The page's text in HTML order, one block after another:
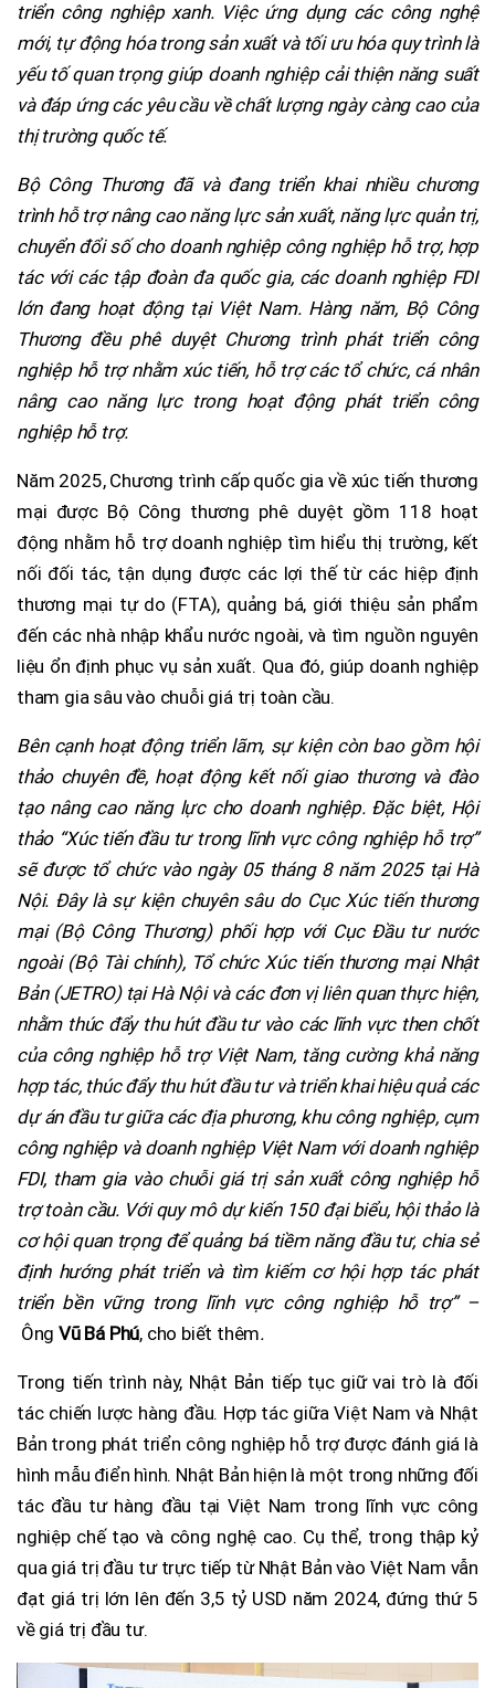
triển công nghiệp xanh. Việc ứng dụng các công nghệ
mới, tự động hóa trong sản xuất và tối ưu hóa quy trình là
yếu tố quan trọng giúp doanh nghiệp cải thiện năng suất
và đáp ứng các yêu cầu về chất lượng ngày càng cao của
thị trường quốc tế.
Bộ Công Thương đã và đang triển khai nhiều chương
trình hỗ trợ nâng cao năng lực sản xuất, năng lực quản trị,
chuyển đổi số cho doanh nghiệp công nghiệp hỗ trợ, hợp
tác với các tập đoàn đa quốc gia, các doanh nghiệp FDI
lớn đang hoạt động tại Việt Nam. Hàng năm, Bộ Công
Thương đều phê duyệt Chương trình phát triển công
nghiệp hỗ trợ nhằm xúc tiến, hỗ trợ các tổ chức, cá nhân
nâng cao năng lực trong hoạt động phát triển công
nghiệp hỗ trợ.
Năm 2025, Chương trình cấp quốc gia về xúc tiến thương
mại được Bộ Công thương phê duyệt gồm 118 hoạt
động nhằm hỗ trợ doanh nghiệp tìm hiểu thị trường, kết
nối đối tác, tận dụng được các lợi thế từ các hiệp định
thương mại tự do (FTA), quảng bá, giới thiệu sản phẩm
đến các nhà nhập khẩu nước ngoài, và tìm nguồn nguyên
liệu ổn định phục vụ sản xuất. Qua đó, giúp doanh nghiệp
tham gia sâu vào chuỗi giá trị toàn cầu.
Bên cạnh hoạt động triển lãm, sự kiện còn bao gồm hội
thảo chuyên đề, hoạt động kết nối giao thương và đào
tạo nâng cao năng lực cho doanh nghiệp. Đặc biệt, Hội
thảo “Xúc tiến đầu tư trong lĩnh vực công nghiệp hỗ trợ”
sẽ được tổ chức vào ngày 05 tháng 8 năm 2025 tại Hà
Nội. Đây là sự kiện chuyên sâu do Cục Xúc tiến thương
mại (Bộ Công Thương) phối hợp với Cục Đầu tư nước
ngoài (Bộ Tài chính), Tổ chức Xúc tiến thương mại Nhật
Bản (JETRO) tại Hà Nội và các đơn vị liên quan thực hiện,
nhằm thúc đẩy thu hút đầu tư vào các lĩnh vực then chốt
của công nghiệp hỗ trợ Việt Nam, tăng cường khả năng
hợp tác, thúc đẩy thu hút đầu tư và triển khai hiệu quả các
dự án đầu tư giữa các địa phương, khu công nghiệp, cụm
công nghiệp và doanh nghiệp Việt Nam với doanh nghiệp
FDI, tham gia vào chuỗi giá trị sản xuất công nghiệp hỗ
trợ toàn cầu. Với quy mô dự kiến 150 đại biểu, hội thảo là
cơ hội quan trọng để quảng bá tiềm năng đầu tư, chia sẻ
định hướng phát triển và tìm kiếm cơ hội hợp tác phát
triển bền vững trong lĩnh vực công nghiệp hỗ trợ” –
ÔngVũ Bá Phú, cho biết thêm.
Trong tiến trình này, Nhật Bản tiếp tục giữ vai trò là đối
tác chiến lược hàng đầu. Hợp tác giữa Việt Nam và Nhật
Bản trong phát triển công nghiệp hỗ trợ được đánh giá là
hình mẫu điển hình. Nhật Bản hiện là một trong những đối
tác đầu tư hàng đầu tại Việt Nam trong lĩnh vực công
nghiệp chế tạo và công nghệ cao. Cụ thể, trong thập kỷ
qua giá trị đầu tư trực tiếp từ Nhật Bản vào Việt Nam vẫn
đạt giá trị lớn lên đến 3,5 tỷ USD năm 2024, đứng thứ 5
về giá trị đầu tư.